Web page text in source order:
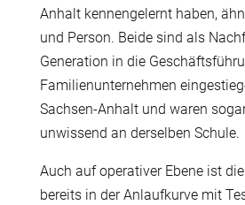
Anhalt kennengelernt haben,
und Person. Beide sind als
Generation in die
Familienunternehmen
Sachsen-Anhalt und waren
unwissend an derselben Schule.
Auch auf operativer Ebene ist
bereits in der Anlaufkurve mit